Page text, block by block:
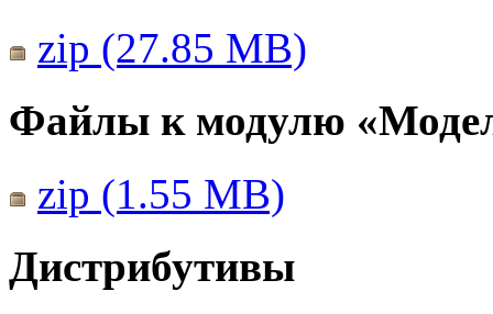
zip (27.85 MB)
Файлы к модулю
zip (1.55 MB)
Дистрибутивы